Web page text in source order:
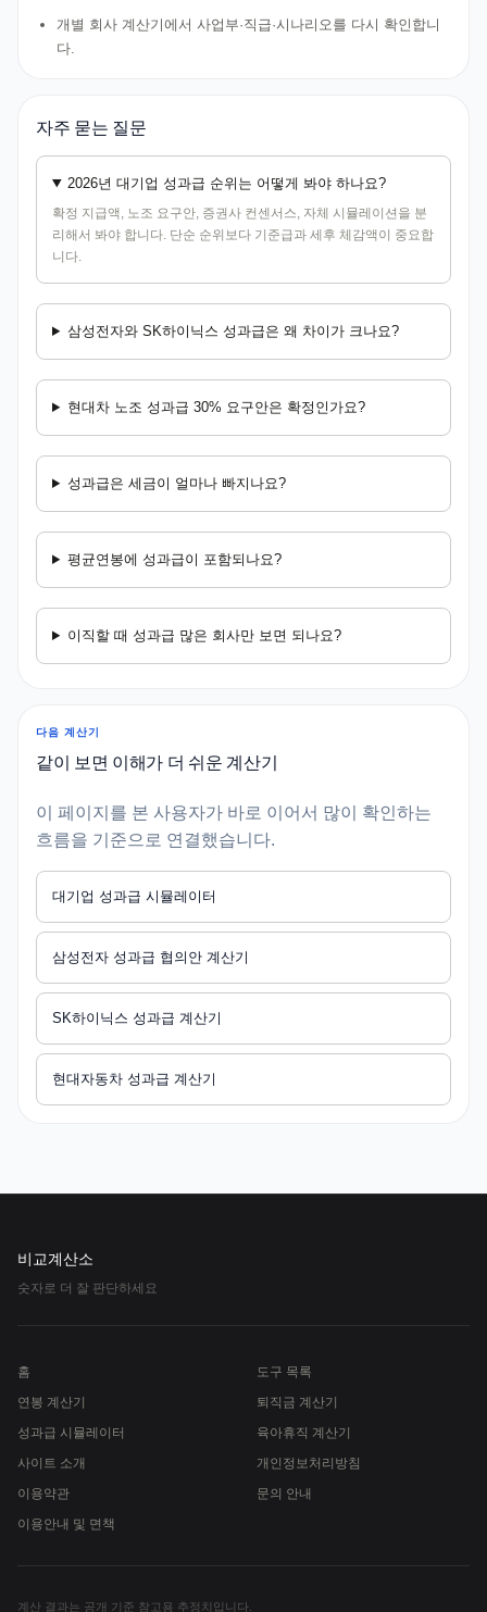
개별 회사 계산기에서 사업부·직급·시나리오를 다시 확인합니
다.
자주 묻는 질문
2026년 대기업 성과급 순위는 어떻게 봐야 하나요?
확정 지급액, 노조 요구안, 증권사 컨센서스, 자체 시뮬레이션을 분
리해서 봐야 합니다. 단순 순위보다 기준급과 세후 체감액이 중요합
니다.
삼성전자와 SK하이닉스 성과급은 왜 차이가 크나요?
현대차 노조 성과급 30% 요구안은 확정인가요?
성과급은 세금이 얼마나 빠지나요?
평균연봉에 성과급이 포함되나요?
이직할 때 성과급 많은 회사만 보면 되나요?
다음 계산기
같이 보면 이해가 더 쉬운 계산기
이 페이지를 본 사용자가 바로 이어서 많이 확인하는
흐름을 기준으로 연결했습니다.
대기업 성과급 시뮬레이터
삼성전자 성과급 협의안 계산기
SK하이닉스 성과급 계산기
현대자동차 성과급 계산기
비교계산소
숫자로 더 잘 판단하세요
홈
도구 목록
연봉 계산기
퇴직금 계산기
성과급 시뮬레이터
육아휴직 계산기
사이트 소개
개인정보처리방침
이용약관
문의 안내
이용안내 및 면책
계산 결과는 공개 기준 참고용 추정치입니다.